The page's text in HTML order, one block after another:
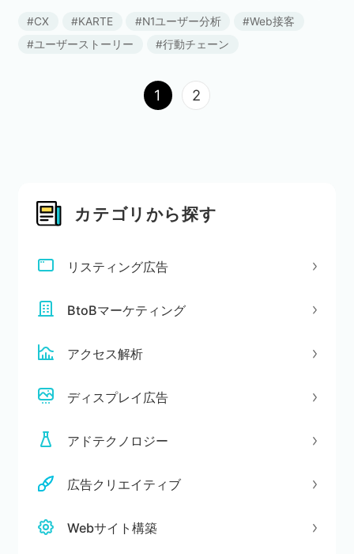
セグメントごとにアクセス数やCV数、C […]
CX KARTE N1ユーザー分析
Web接客
ユーザーストーリー
行動チェーン
1 2
カテゴリから探す
リスティング広告
BtoBマーケティング
アクセス解析
ディスプレイ広告
アドテクノロジー
広告クリエイティブ
Webサイト構築